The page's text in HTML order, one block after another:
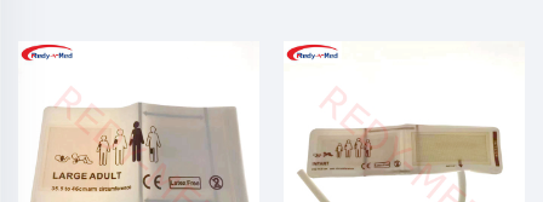
kerrankäytettävä NIBP-
nauha